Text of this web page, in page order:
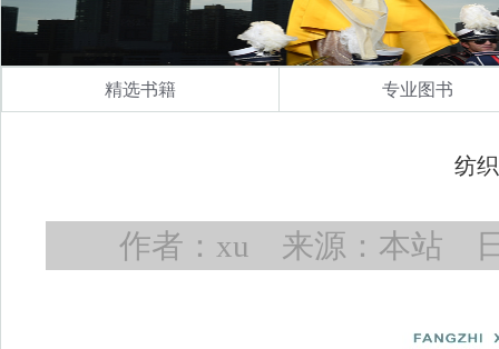
精选书籍 专业图书
纺
作者：xu 来源：本站